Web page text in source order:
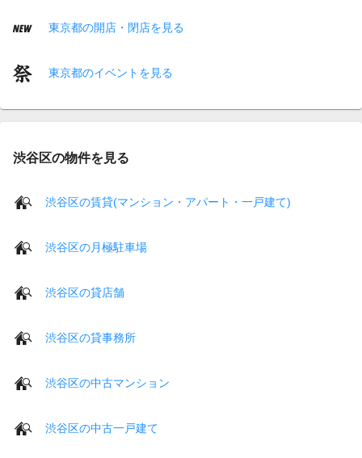
東京都の開店・閉店を見る
東京都のイベントを見る
渋谷区の物件を見る
渋谷区の賃貸(マンション・アパート・一戸建て)
渋谷区の月極駐車場
渋谷区の貸店舗
渋谷区の貸事務所
渋谷区の中古マンション
渋谷区の中古一戸建て